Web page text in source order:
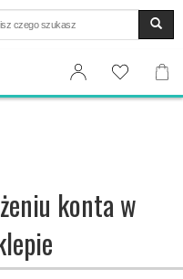
konta w